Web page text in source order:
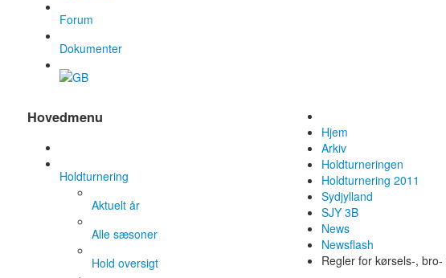
Forum
Dokumenter
Hjem
Arkiv
Holdturneringen
Holdturnering 2011
Sydjylland
SJY 3B
News
Newsflash
Regler for kørsels-,
Hovedmenu
Holdturnering
Aktuelt år
Alle sæsoner
Hold oversigt